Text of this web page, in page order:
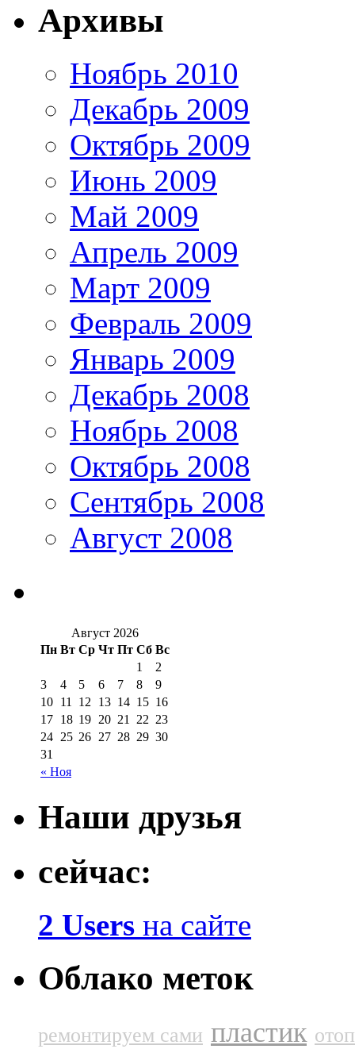
Архивы
Ноябрь 2010
Декабрь 2009
Октябрь 2009
Июнь 2009
Май 2009
Апрель 2009
Март 2009
Февраль 2009
Январь 2009
Декабрь 2008
Ноябрь 2008
Октябрь 2008
Сентябрь 2008
Август 2008
Август 2026
Пн Вт Ср Чт Пт Сб Вс
« Ноя
1
2
3
4 5 6 7 8
9
10 11 12 13 14 15 16
17 18 19 20 21 22 23
24 25 26 27 28 29 30
31
Наши друзья
сейчас:
2 Users на сайте
Облако меток
ремонтируем сами пластик